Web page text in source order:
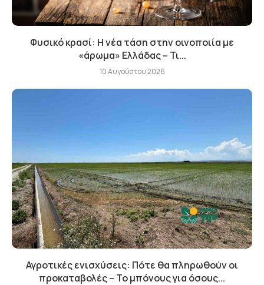
Φυσικό κρασί: Η νέα τάση στην οινοποιία με
«άρωμα» Ελλάδας – Τι...
10 Αυγούστου 2026
Αγροτικές ενισχύσεις: Πότε θα πληρωθούν οι
προκαταβολές – Το μπόνους για όσους...